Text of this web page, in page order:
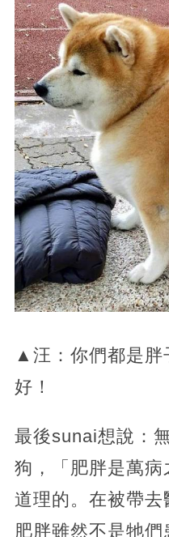
▲汪：你們都是胖
好！
最後sunai想說：
狗，「肥胖是萬
道理的。在被帶去
肥胖雖然不是牠